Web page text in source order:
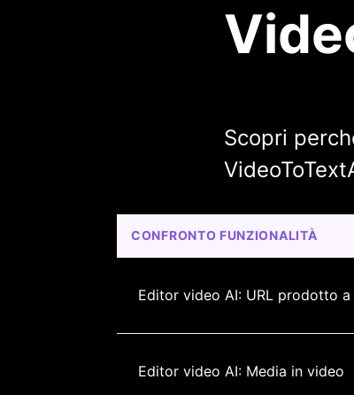
Scopri
CONFRONTO FUNZIONALITÀ
Editor video AI: URL prodotto
Editor video AI: Media in video